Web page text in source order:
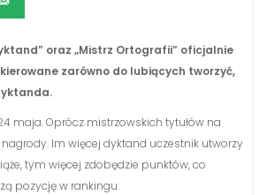
oraz „Mistrz Ortografii” oficjalnie
zarówno do lubiących tworzyć,
maja. Oprócz mistrzowskich tytułów na
Im więcej dyktand uczestnik utworzy
tym więcej zdobędzie punktów, co
pozycję w rankingu.